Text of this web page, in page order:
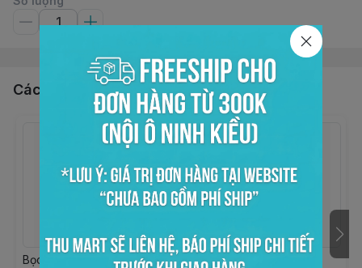
Các sản phẩm, dịch vụ khác
Bọc kiếng trong 15x20 Bọc kiếng trong 10x18